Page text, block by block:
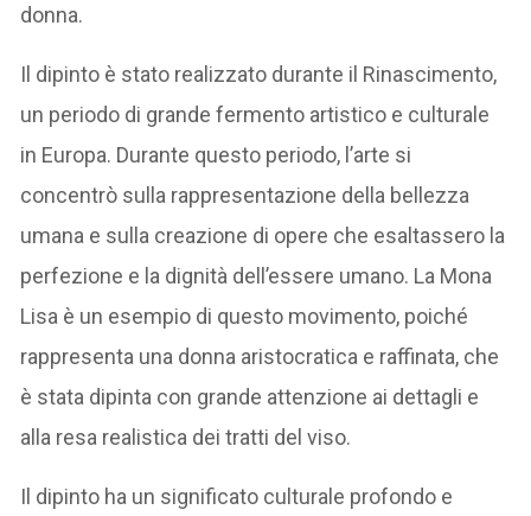
donna.
Il dipinto è stato realizzato durante il Rinascimento,
un periodo di grande fermento artistico e culturale
in Europa. Durante questo periodo, l’arte si
concentrò sulla rappresentazione della bellezza
umana e sulla creazione di opere che esaltassero la
perfezione e la dignità dell’essere umano. La Mona
Lisa è un esempio di questo movimento, poiché
rappresenta una donna aristocratica e raffinata, che
è stata dipinta con grande attenzione ai dettagli e
alla resa realistica dei tratti del viso.
Il dipinto ha un significato culturale profondo e